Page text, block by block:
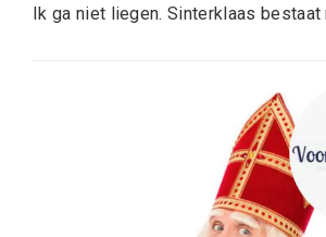
Ik ga niet liegen. Sinterklaas bestaat